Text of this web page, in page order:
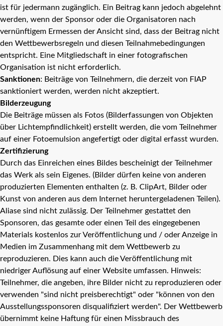
ist für jedermann zugänglich. Ein Beitrag kann jedoch abgelehnt
werden, wenn der Sponsor oder die Organisatoren nach
vernünftigem Ermessen der Ansicht sind, dass der Beitrag nicht
den Wettbewerbsregeln und diesen Teilnahmebedingungen
entspricht. Eine Mitgliedschaft in einer fotografischen
Organisation ist nicht erforderlich.
Sanktionen: Beiträge von Teilnehmern, die derzeit von FIAP
sanktioniert werden, werden nicht akzeptiert.
Bilderzeugung
Die Beiträge müssen als Fotos (Bilderfassungen von Objekten
über Lichtempfindlichkeit) erstellt werden, die vom Teilnehmer
auf einer Fotoemulsion angefertigt oder digital erfasst wurden.
Zertifizierung
Durch das Einreichen eines Bildes bescheinigt der Teilnehmer
das Werk als sein Eigenes. (Bilder dürfen keine von anderen
produzierten Elementen enthalten (z. B. ClipArt, Bilder oder
Kunst von anderen aus dem Internet heruntergeladenen Teilen).
Aliase sind nicht zulässig. Der Teilnehmer gestattet den
Sponsoren, das gesamte oder einen Teil des eingegebenen
Materials kostenlos zur Veröffentlichung und / oder Anzeige in
Medien im Zusammenhang mit dem Wettbewerb zu
reproduzieren. Dies kann auch die Veröffentlichung mit
niedriger Auflösung auf einer Website umfassen. Hinweis:
Teilnehmer, die angeben, ihre Bilder nicht zu reproduzieren oder
verwenden "sind nicht preisberechtigt" oder "können von den
Ausstellungssponsoren disqualifiziert werden". Der Wettbewerb
übernimmt keine Haftung für einen Missbrauch des